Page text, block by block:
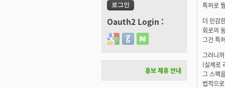
특허로
더 민감
회로의
그건 특
그러니
(실제로
그 스펙
법적으
Oauth2 Login :
Login with Google
Login with GitHub
Login with Naver
홍보 제휴 안내